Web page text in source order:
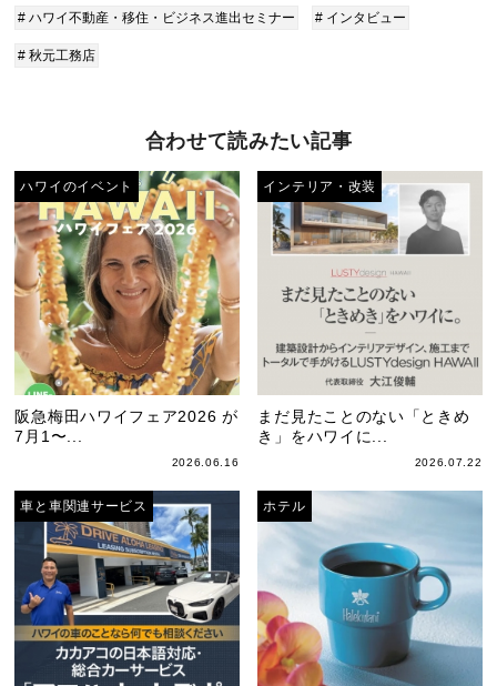
# ハワイ不動産・移住・ビジネス進出セミナー # インタビュー
# 秋元工務店
合わせて読みたい記事
ハワイのイベント
阪急梅田ハワイフェア2026 が
7月1〜...
2026.06.16
インテリア・改装
まだ見たことのない「ときめ
き」をハワイに...
2026.07.22
車と車関連サービス ホテル